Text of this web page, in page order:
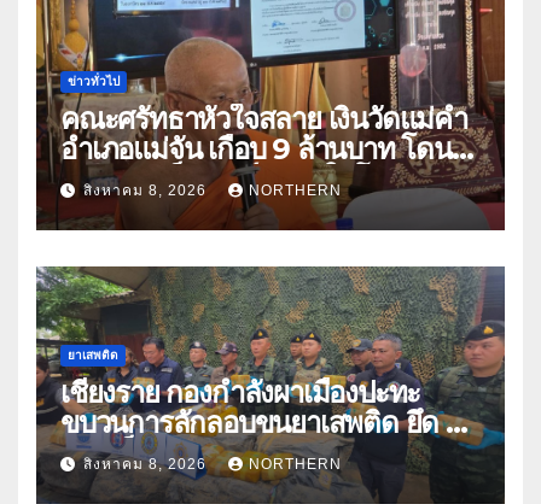
ข่าวทั่วไป
คณะศรัทธาหัวใจสลาย เงินวัดแม่คำ
อำเภอแม่จัน เกือบ 9 ล้านบาท โดน
แก๊งคอลเซ็นเตอร์หลอกให้โอนข้าม
ปีกว่า 66 บัญชี
สิงหาคม 8, 2026 NORTHERN
ยาเสพติด
เชียงราย กองกำลังผาเมืองปะทะ
ขบวนการลักลอบขนยาเสพติด ยึด 2
ล้านเม็ด
สิงหาคม 8, 2026 NORTHERN